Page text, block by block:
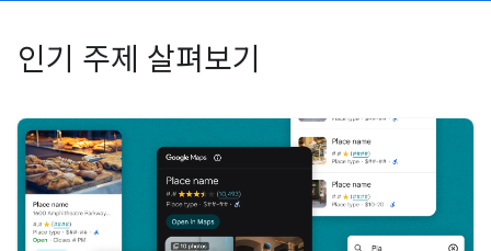
인기 주제 살펴보기